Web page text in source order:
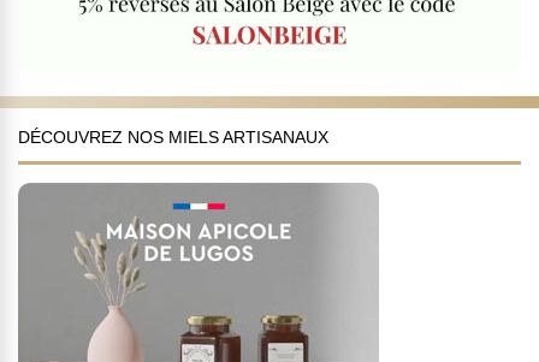
DÉCOUVREZ NOS MIELS ARTISANAUX